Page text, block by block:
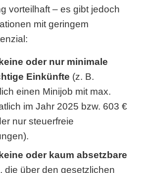
vorteilhaft – es gibt jedoch
mit geringem
keine oder nur minimale
Einkünfte (z. B.
einen Minijob mit max.
im Jahr 2025 bzw. 603 €
nur steuerfreie
keine oder kaum absetzbare
, die über den gesetzlichen